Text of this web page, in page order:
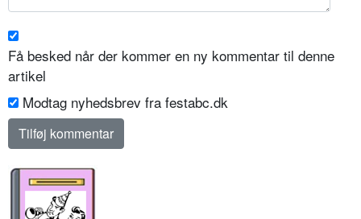
Få besked når der kommer en ny kommentar til denne
artikel
Modtag nyhedsbrev fra festabc.dk